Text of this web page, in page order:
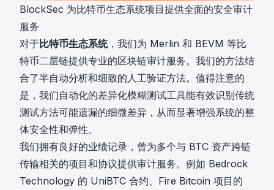
BlockSec 为比特币生态系统项目提供全面的安全审计
服务
对于比特币生态系统，我们为 Merlin 和 BEVM 等比
特币二层链提供专业的区块链审计服务。我们的方法结
合了半自动分析和细致的人工验证方法。值得注意的
是，我们自动化的差异化模糊测试工具能有效识别传统
测试方法可能遗漏的细微差异，从而显著增强系统的整
体安全性和弹性。
我们拥有良好的业绩记录，曾为多个与 BTC 资产跨链
传输相关的项目和协议提供审计服务。例如 Bedrock
Technology 的 UniBTC 合约、Fire Bitcoin 项目的